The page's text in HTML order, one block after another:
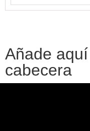
Añade
cabecera